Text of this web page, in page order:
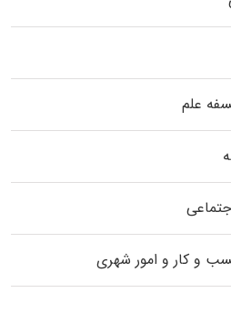
علم
و کار و امور شهری